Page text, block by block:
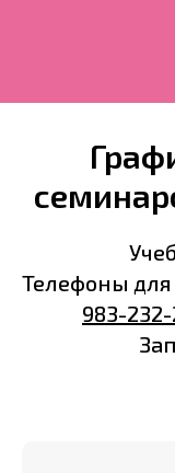
Телефоны для
983-